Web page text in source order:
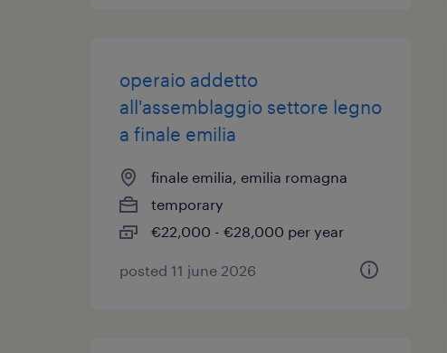
operaio addetto
all'assemblaggio settore legno
a finale emilia
finale emilia, emilia romagna
temporary
€22,000 - €28,000 per year
posted 11 june 2026